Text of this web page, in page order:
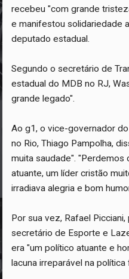
recebeu "com grande
e manifestou solidariedade
deputado estadual.
Segundo o secretário de
estadual do MDB no RJ,
grande legado".
Ao g1, o vice-governador
no Rio, Thiago Pampolha,
muita saudade".
atuante, um líder cristão
irradiava alegria e bom
Por sua vez, Rafael
secretário de Esporte e
era "um político atuante e
lacuna irreparável na política